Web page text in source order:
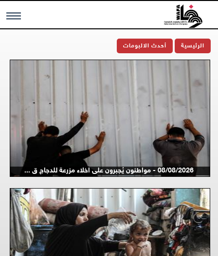
الرئيسية أحدث الالبومات
08/08/2026 - مواطنون يُجبرون على اخلاء مزرعة للدجاج ق ...